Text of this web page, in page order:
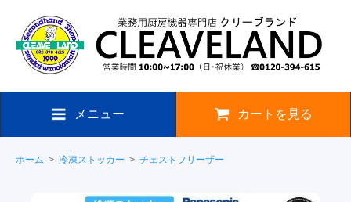
メニュー カートを見る
ホーム > 冷凍ストッカー > チェストフリーザー